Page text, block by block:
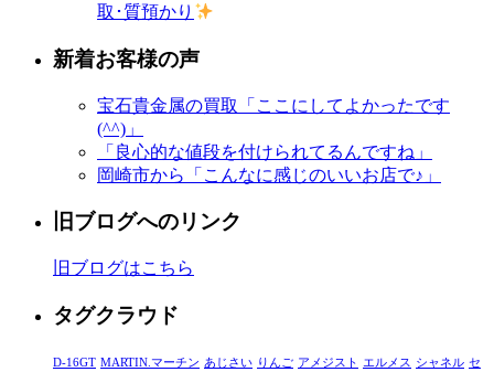
取･質預かり
新着お客様の声
宝石貴金属の買取「ここにしてよかったです
(^^)」
「良心的な値段を付けられてるんですね」
岡崎市から「こんなに感じのいいお店で♪」
旧ブログへのリンク
旧ブログはこちら
タグクラウド
D-16GT MARTIN.マーチン あじさい りんご アメジスト エルメス シャネル セ